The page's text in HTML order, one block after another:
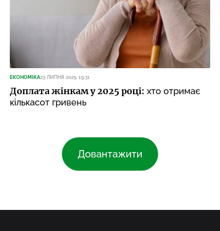
ЕКОНОМІКА23 ЛИПНЯ 2025, 19:31
Доплата жінкам у 2025 році: хто отримає
кількасот гривень
Довантажити